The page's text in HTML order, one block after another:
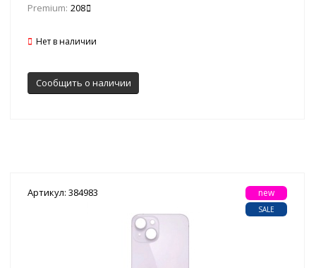
Premium: 208
Нет в наличии
Сообщить о наличии
Артикул: 384983 new
SALE